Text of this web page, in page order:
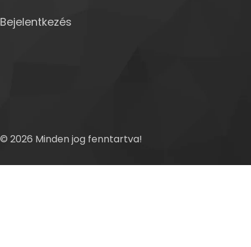
Bejelentkezés
© 2026 Minden jog fenntartva!